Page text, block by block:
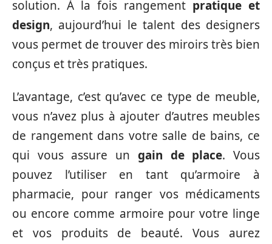
solution. À la fois rangement pratique et
design, aujourd’hui le talent des designers
vous permet de trouver des miroirs très bien
conçus et très pratiques.
L’avantage, c’est qu’avec ce type de meuble,
vous n’avez plus à ajouter d’autres meubles
de rangement dans votre salle de bains, ce
qui vous assure un gain de place. Vous
pouvez l’utiliser en tant qu’armoire à
pharmacie, pour ranger vos médicaments
ou encore comme armoire pour votre linge
et vos produits de beauté. Vous aurez